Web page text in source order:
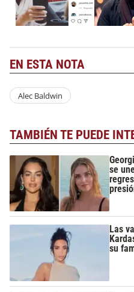
EN ESTA NOTA
Alec Baldwin
TAMBIÉN TE PUEDE
se
Las
su